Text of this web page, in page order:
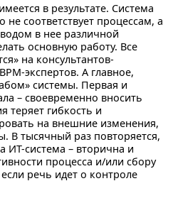
в результате. Система
не соответствует процессам, а
в нее различной
основную работу. Все
на консультантов-
экспертов. А главное,
системы. Первая и
– своевременно вносить
теряет гибкость и
на внешние изменения,
В тысячный раз повторяется,
ИТ-система – вторична и
процесса и/или сбору
речь идет о контроле